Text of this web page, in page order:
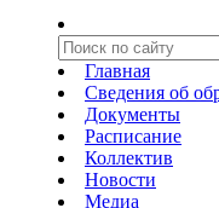
Главная
Сведения об
Документы
Расписание
Коллектив
Новости
Медиа